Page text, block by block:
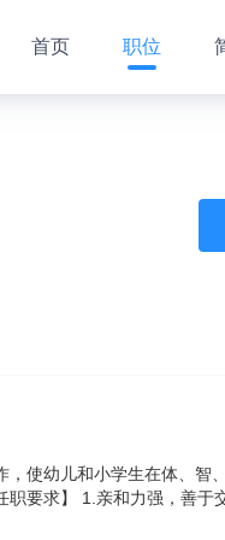
首页 职位
使幼儿和小学生在体、智
要求】 1.亲和力强，善于